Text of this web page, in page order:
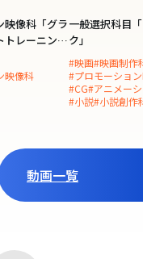
映像科「グラ
トレーニン
映像科
一般選択科目
ク」
#映画#映画制作
#プロモーショ
#CG#アニメー
#小説#小説創作
動画一覧